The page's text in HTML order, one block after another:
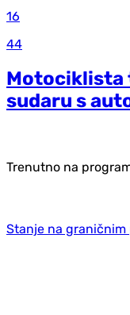
16
44
Motociklista
sudaru s
Trenutno na
Stanje na graničnim